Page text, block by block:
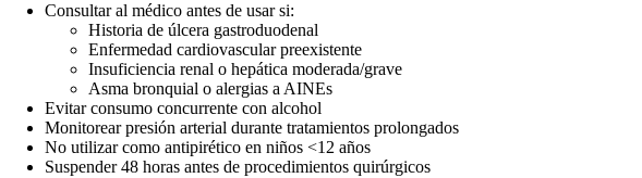
Consultar al médico antes de usar si:
Historia de úlcera gastroduodenal
Enfermedad cardiovascular preexistente
Insuficiencia renal o hepática moderada/grave
Asma bronquial o alergias a AINEs
Evitar consumo concurrente con alcohol
Monitorear presión arterial durante tratamientos prolongados
No utilizar como antipirético en niños <12 años
Suspender 48 horas antes de procedimientos quirúrgicos